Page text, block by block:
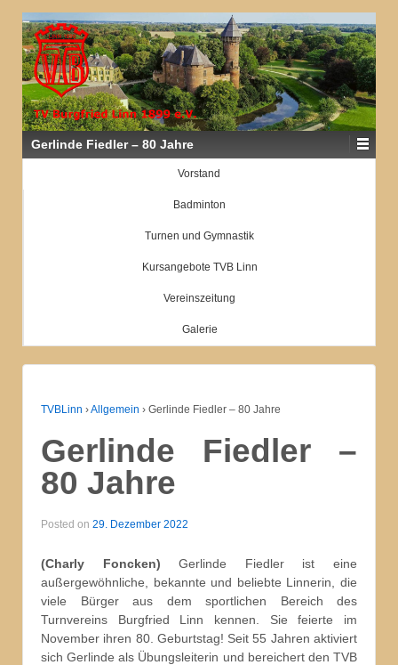
Gerlinde Fiedler – 80 Jahre
Vorstand
Badminton
Turnen und Gymnastik
Kursangebote TVB Linn
Vereinszeitung
Galerie
TVBLinn ›Allgemein › Gerlinde Fiedler – 80 Jahre
Gerlinde Fiedler –
80 Jahre
Posted on 29. Dezember 2022
(Charly Foncken) Gerlinde Fiedler ist eine
außergewöhnliche, bekannte und beliebte Linnerin, die
viele Bürger aus dem sportlichen Bereich des
Turnvereins Burgfried Linn kennen. Sie feierte im
November ihren 80. Geburtstag! Seit 55 Jahren aktiviert
sich Gerlinde als Übungsleiterin und bereichert den TVB